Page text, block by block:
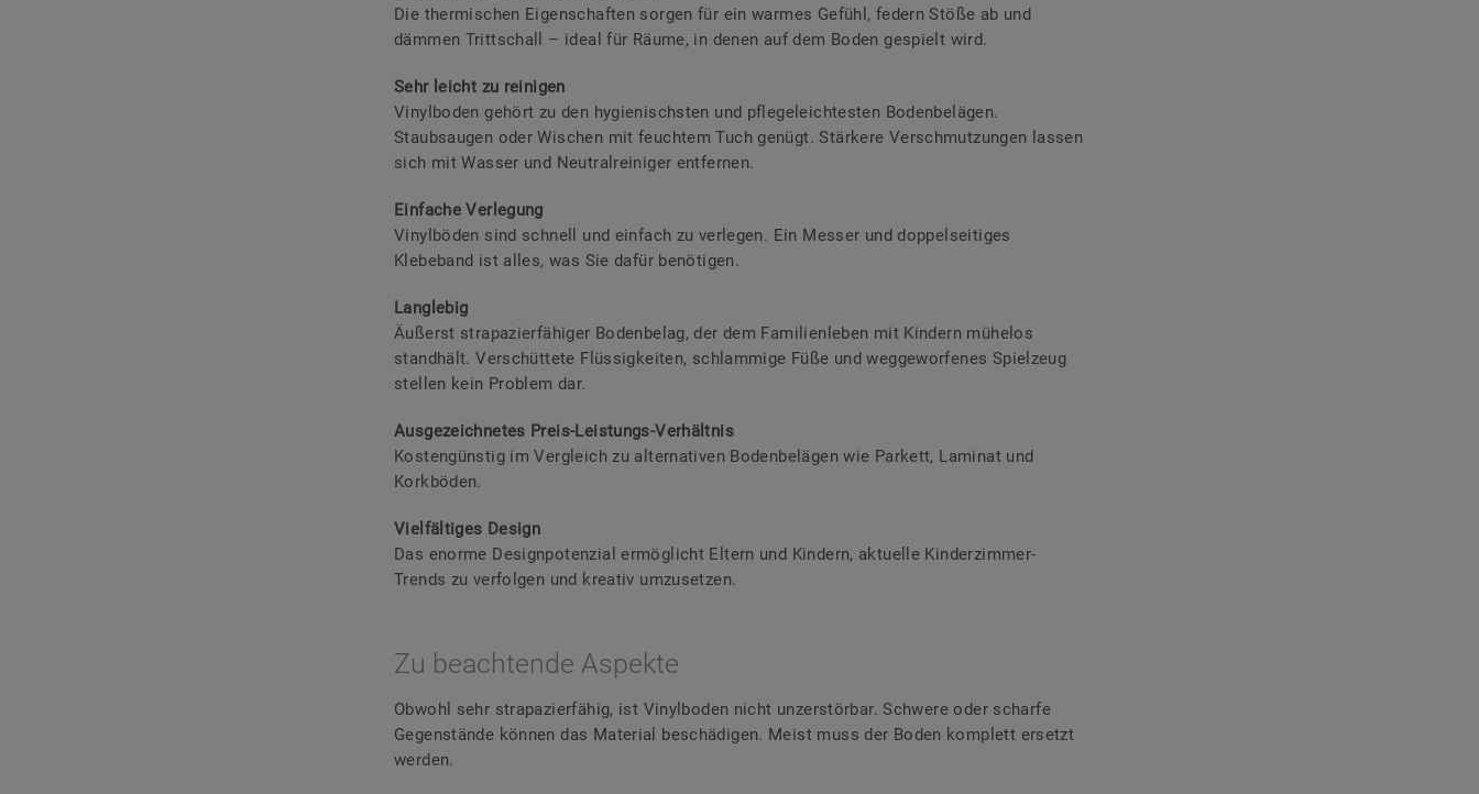
Die thermischen Eigenschaften sorgen für ein warmes Gefühl, federn Stöße ab und
dämmen Trittschall – ideal für Räume, in denen auf dem Boden gespielt wird.
Sehr leicht zu reinigen
Vinylboden gehört zu den hygienischsten und pflegeleichtesten Bodenbelägen.
Staubsaugen oder Wischen mit feuchtem Tuch genügt. Stärkere Verschmutzungen lassen
sich mit Wasser und Neutralreiniger entfernen.
Einfache Verlegung
Vinylböden sind schnell und einfach zu verlegen. Ein Messer und doppelseitiges
Klebeband ist alles, was Sie dafür benötigen.
Langlebig
Äußerst strapazierfähiger Bodenbelag, der dem Familienleben mit Kindern mühelos
standhält. Verschüttete Flüssigkeiten, schlammige Füße und weggeworfenes Spielzeug
stellen kein Problem dar.
Ausgezeichnetes Preis-Leistungs-Verhältnis
Kostengünstig im Vergleich zu alternativen Bodenbelägen wie Parkett, Laminat und
Korkböden.
Vielfältiges Design
Das enorme Designpotenzial ermöglicht Eltern und Kindern, aktuelle Kinderzimmer-
Trends zu verfolgen und kreativ umzusetzen.
Zu beachtende Aspekte
Obwohl sehr strapazierfähig, ist Vinylboden nicht unzerstörbar. Schwere oder scharfe
Gegenstände können das Material beschädigen. Meist muss der Boden komplett ersetzt
werden.